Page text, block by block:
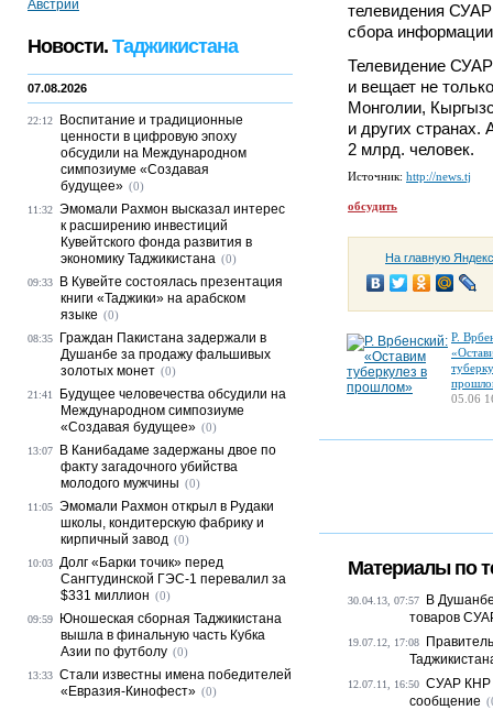
телевидения
сбора
Телевидение
и вещает не
Монголии,
и других странах.
2 млрд. человек.
Источник: http://news.tj
обсудить
На главную
Р.
05.06
Материалы по
30.04.13, 07:57
В
товаров
19.07.12, 17:08
12.07.11, 16:50 СУАР КНР
сообщение
Новости. Таджикистана
07.08.2026
22:12
Воспитание и традиционные
ценности в цифровую эпоху
обсудили на Международном
симпозиуме «Создавая
будущее» (0)
11:32 Эмомали Рахмон высказал интерес
к расширению инвестиций
Кувейтского фонда развития в
экономику Таджикистана (0)
09:33
В Кувейте состоялась презентация
книги «Таджики» на арабском
языке (0)
08:35
Граждан Пакистана задержали в
Душанбе за продажу фальшивых
золотых монет (0)
21:41
Будущее человечества обсудили на
Международном симпозиуме
«Создавая будущее» (0)
13:07
В Канибадаме задержаны двое по
факту загадочного убийства
молодого мужчины (0)
11:05 Эмомали Рахмон открыл в Рудаки
школы, кондитерскую фабрику и
кирпичный завод (0)
10:03 Долг «Барки точик» перед
Сангтудинской ГЭС-1 перевалил за
$331 миллион (0)
09:59
Юношеская сборная Таджикистана
вышла в финальную часть Кубка
Азии по футболу (0)
13:33 Стали известны имена победителей
«Евразия-Кинофест» (0)